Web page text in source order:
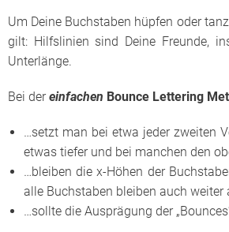
Um Deine Buchstaben hüpfen oder
gilt: Hilfslinien sind Deine Freunde,
Unterlänge.
Bei dereinfachen Bounce Lettering
…setzt man bei etwa jeder zweiten
etwas tiefer und bei manchen den
…bleiben die x-Höhen der
alle Buchstaben bleiben auch weiter
…sollte die Ausprägung der